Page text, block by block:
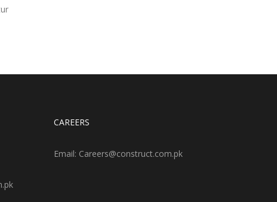
CAREERS
Email: Careers@construct.com.pk